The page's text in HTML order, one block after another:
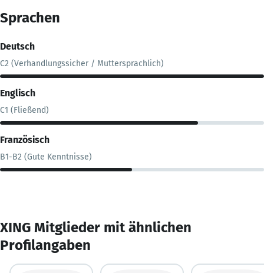
Sprachen
Deutsch
C2 (Verhandlungssicher / Muttersprachlich)
Englisch
C1 (Fließend)
Französisch
B1-B2 (Gute Kenntnisse)
XING Mitglieder mit ähnlichen
Profilangaben